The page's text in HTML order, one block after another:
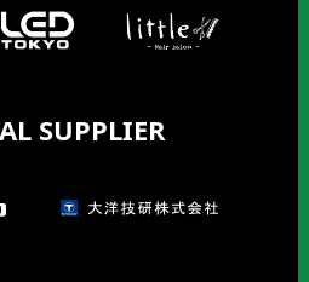
SUPPLIER